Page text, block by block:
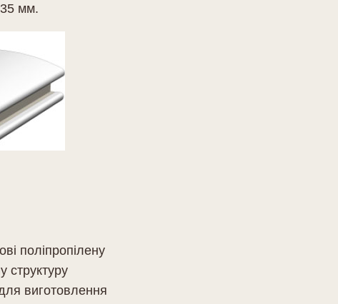
мм.
поліпропілену
структуру
виготовлення